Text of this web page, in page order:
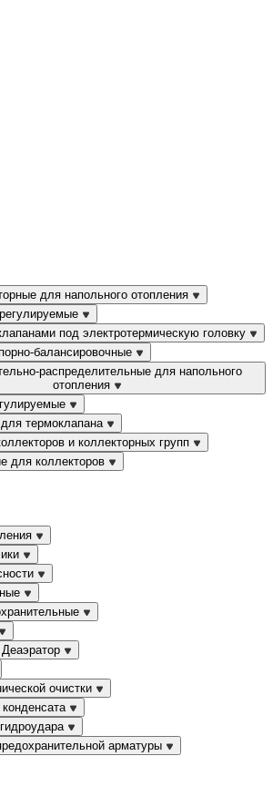
для напольного отопления
под электротермическую головку
балансировочные
распределительные для напольного
отопления
термоклапана
и коллекторных групп
для коллекторов
очистки
арматуры